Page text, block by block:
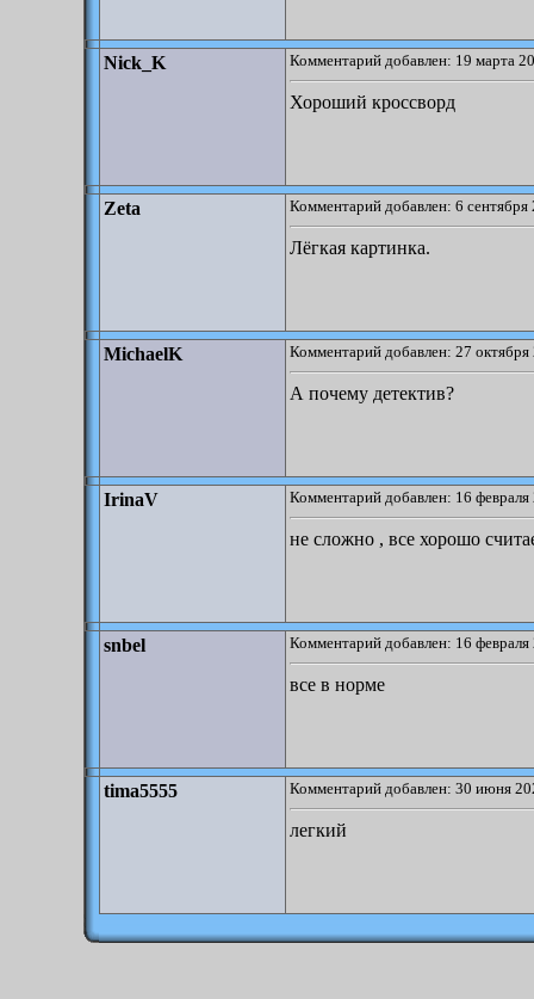
Nick_K Комментарий добавлен: 19 марта
Хороший кроссворд
Zeta Комментарий добавлен: 6
Лёгкая картинка.
MichaelK Комментарий добавлен: 27
А почему детектив?
IrinaV Комментарий добавлен: 16
не сложно , все хорошо
snbel Комментарий добавлен: 16
все в норме
tima5555 Комментарий добавлен: 30 июня
легкий